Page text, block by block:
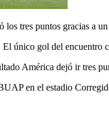
tres puntos gracias a
único gol del encuentro
América dejó ir tres
en el estadio